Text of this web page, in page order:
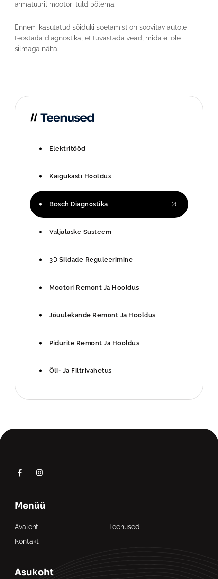
armatuuril mootori tuld põlema.
Ennem kasutatud sõiduki soetamist on soovitav autole
teostada diagnostika, et tuvastada vead, mida ei ole
silmaga näha.
Teenused
Elektritööd
Käigukasti Hooldus
Bosch Diagnostika
Väljalaske Süsteem
3D Sildade Reguleerimine
Mootori Remont Ja Hooldus
Jõuülekande Remont Ja Hooldus
Pidurite Remont Ja Hooldus
Õli- Ja Filtrivahetus
Menüü
Avaleht
Teenused
Kontakt
Asukoht